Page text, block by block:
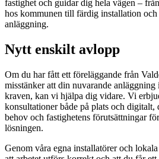
fastighet och guidar dig hela vägen –
hos kommunen till färdig installation
anläggning.
Nytt enskilt avlopp
Om du har fått ett föreläggande från
misstänker att din nuvarande
kraven, kan vi hjälpa dig vidare. Vi
konsultationer både på plats och digitalt,
behov och fastighetens förutsättningar
lösningen.
Genom våra egna installatörer och